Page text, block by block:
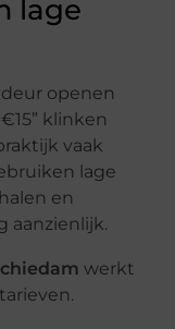
lage
openen
klinken
vaak
lage
en
aanzienlijk.
werkt